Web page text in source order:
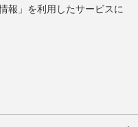
報」を利用したサービスに